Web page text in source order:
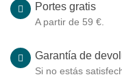
Portes gratis
A partir de 59 €.
Garantía de
Si no estás